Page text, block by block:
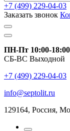
+7 (499) 229-04-03
Заказать звонок
ПН-Пт 10:00-18:00
СБ-ВС Выходной
+7 (499) 229-04-03
info@septolit.ru
129164, Россия,